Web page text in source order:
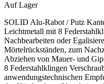
Auf Lager
SOLID Alu-Rabot / Putz
Leichtmetall mit 8
Nachbearbeiten oder
Mörtelrückständen, zum
Abziehen von Mauer- und
8 Federstahlklingen
anwendungstechnischen